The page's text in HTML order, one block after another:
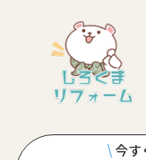
\今す